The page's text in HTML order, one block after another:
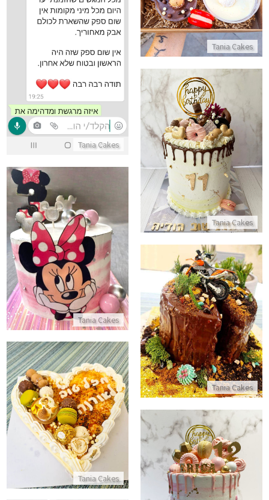
Tania Cakes
ביקורות מלקוחות למארז יום
Tania Cakes
Tania Cakes
עוגה מעוצבת לבת
התקשר/י
Tania Cakes
עוגת מיני מאוס מעוצבת
התקשר/י
Tania Cakes
עוגת יום הולדת לבנים עם אופנוע
התקשר/י
Tania Cakes
עוגת קרם ברולה ליום הולדת
התקשר/י
עוגת בת מצווה